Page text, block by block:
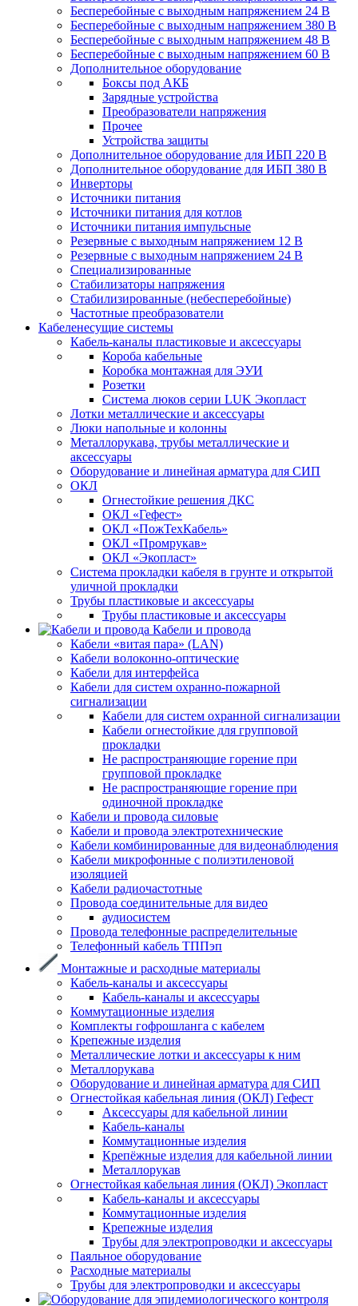
Бесперебойные с выходным напряжением 24 В
Бесперебойные с выходным напряжением 380 В
Бесперебойные с выходным напряжением 48 В
Бесперебойные с выходным напряжением 60 В
Дополнительное оборудование
Боксы под АКБ
Зарядные устройства
Преобразователи напряжения
Прочее
Устройства защиты
Дополнительное оборудование для ИБП 220 В
Дополнительное оборудование для ИБП 380 В
Инверторы
Источники питания
Источники питания для котлов
Источники питания импульсные
Резервные с выходным напряжением 12 В
Резервные с выходным напряжением 24 В
Специализированные
Стабилизаторы напряжения
Стабилизированные (небесперебойные)
Частотные преобразователи
Кабеленесущие системы
Кабель-каналы пластиковые и аксессуары
Короба кабельные
Коробка монтажная для ЭУИ
Розетки
Система люков серии LUK Экопласт
Лотки металлические и аксессуары
Люки напольные и колонны
Металлорукава, трубы металлические и
аксессуары
Оборудование и линейная арматура для СИП
ОКЛ
Огнестойкие решения ДКС
ОКЛ «Гефест»
ОКЛ «ПожТехКабель»
ОКЛ «Промрукав»
ОКЛ «Экопласт»
Система прокладки кабеля в грунте и открытой
уличной прокладки
Трубы пластиковые и аксессуары
Трубы пластиковые и аксессуары
Кабели и провода
Кабели «витая пара» (LAN)
Кабели волоконно-оптические
Кабели для интерфейса
Кабели для систем охранно-пожарной
сигнализации
Кабели для систем охранной сигнализации
Кабели огнестойкие для групповой
прокладки
Не распространяющие горение при
групповой прокладке
Не распространяющие горение при
одиночной прокладке
Кабели и провода силовые
Кабели и провода электротехнические
Кабели комбинированные для видеонаблюдения
Кабели микрофонные с полиэтиленовой
изоляцией
Кабели радиочастотные
Провода соединительные для видео
аудиосистем
Провода телефонные распределительные
Телефонный кабель ТППэп
Монтажные и расходные материалы
Кабель-каналы и аксессуары
Кабель-каналы и аксессуары
Коммутационные изделия
Комплекты гофрошланга с кабелем
Крепежные изделия
Металлические лотки и аксессуары к ним
Металлорукава
Оборудование и линейная арматура для СИП
Огнестойкая кабельная линия (ОКЛ) Гефест
Аксессуары для кабельной линии
Кабель-каналы
Коммутационные изделия
Крепёжные изделия для кабельной линии
Металлорукав
Огнестойкая кабельная линия (ОКЛ) Экопласт
Кабель-каналы и аксессуары
Коммутационные изделия
Крепежные изделия
Трубы для электропроводки и аксессуары
Паяльное оборудование
Расходные материалы
Трубы для электропроводки и аксессуары